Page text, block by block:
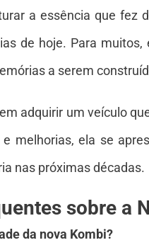
a essência que fez
de hoje. Para
a serem
adquirir um veículo
melhorias, ela se
nas próximas décadas.
sobre a
da nova Kombi?